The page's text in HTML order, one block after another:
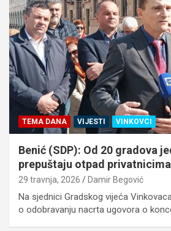
TEMA DANA VIJESTI VINKOVCI
Benić (SDP): Od 20 gradova
prepuštaju otpad
29 travnja, 2026 Damir Begović
Na sjednici Gradskog vijeća
o odobravanju nacrta ugovora o